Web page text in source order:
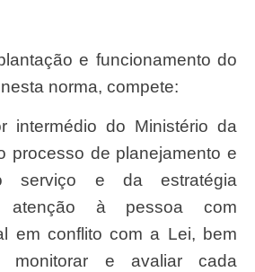
norma, compete:
processo de planejamento e
serviço e da estratégia
atenção à pessoa com
em conflito com a Lei, bem
monitorar e avaliar cada